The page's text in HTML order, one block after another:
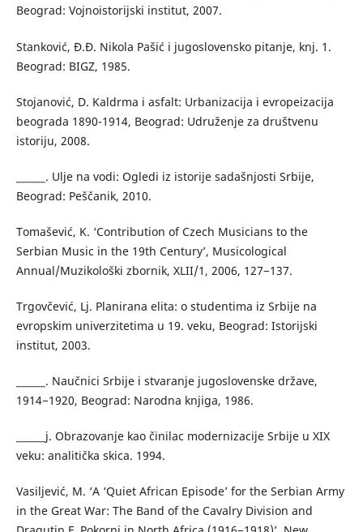
Beograd: Vojnoistorijski institut, 2007.
Stanković, Đ.Đ. Nikola Pašić i jugoslovensko pitanje, knj. 1.
Beograd: BIGZ, 1985.
Stojanović, D. Kaldrma i asfalt: Urbanizacija i evropeizacija
beograda 1890-1914, Beograd: Udruženje za društvenu
istoriju, 2008.
______. Ulje na vodi: Ogledi iz istorije sadašnjosti Srbije,
Beograd: Peščanik, 2010.
Tomašević, K. ‘Contribution of Czech Musicians to the
Serbian Music in the 19th Century’, Musicological
Annual/Muzikološki zbornik, XLII/1, 2006, 127−137.
Trgovčević, Lj. Planirana elita: o studentima iz Srbije na
evropskim univerzitetima u 19. veku, Beograd: Istorijski
institut, 2003.
______. Naučnici Srbije i stvaranje jugoslovenske države,
1914−1920, Beograd: Narodna knjiga, 1986.
______j. Obrazovanje kao činilac modernizacije Srbije u XIX
veku: analitička skica. 1994.
Vasiljević, M. ‘A ‘Quiet African Episode’ for the Serbian Army
in the Great War: The Band of the Cavalry Division and